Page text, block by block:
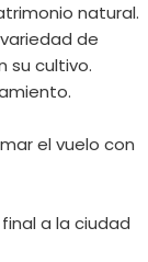
natural.
de
su cultivo.
el vuelo con
a la ciudad